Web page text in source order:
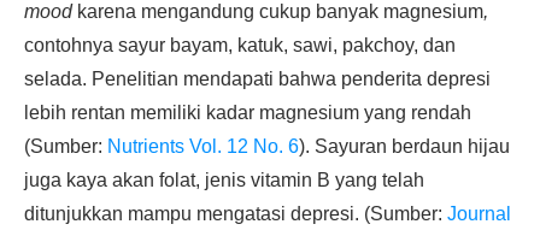
moodkarena mengandung cukup banyak magnesium,
contohnya sayur bayam, katuk, sawi, pakchoy, dan
selada. Penelitian mendapati bahwa penderita depresi
lebih rentan memiliki kadar magnesium yang rendah
(Sumber: Nutrients Vol. 12 No. 6). Sayuran berdaun hijau
juga kaya akan folat, jenis vitamin B yang telah
ditunjukkan mampu mengatasi depresi. (Sumber: Journal